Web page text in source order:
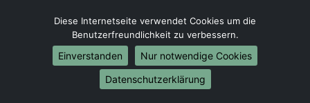
Umzug von Göttingen nach Duisburg
Umzug von Göttingen nach Bochum
Umzug von Göttingen nach Wuppertal
Umzug von Göttingen nach Bielefeld
Umzug von Göttingen nach Bonn
Diese Internetseite verwendet Cookies um die
Benutzerfreundlichkeit zu verbessern.
Einverstanden
Nur notwendige Cookies
Datenschutzerklärung